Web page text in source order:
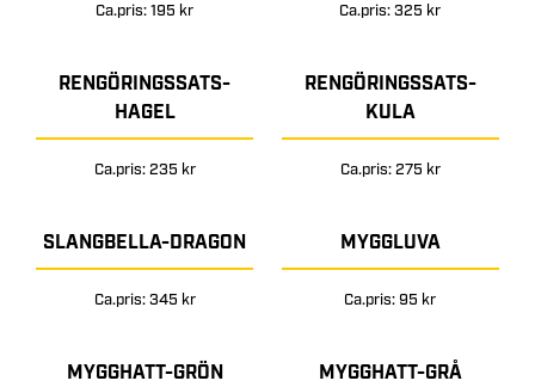
Ca.pris: 195 kr Ca.pris: 325 kr
RENGÖRINGSSATS-
HAGEL
Ca.pris: 235 kr
RENGÖRINGSSATS-
KULA
Ca.pris: 275 kr
SLANGBELLA-DRAGON
Ca.pris: 345 kr
MYGGLUVA
Ca.pris: 95 kr
MYGGHATT-GRÖN MYGGHATT-GRÅ